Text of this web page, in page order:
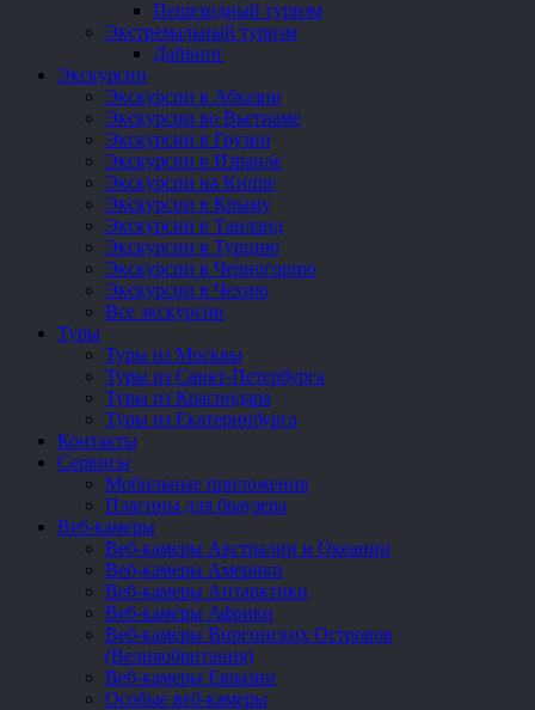
Пешеходный туризм
Экстремальный туризм
Дайвинг
Экскурсии
Экскурсии в Абхазии
Экскурсии во Вьетнаме
Экскурсии в Грузии
Экскурсии в Израиле
Экскурсии на Кипре
Экскурсии в Крыму
Экскурсии в Таиланд
Экскурсии в Турцию
Экскурсии в Черногорию
Экскурсии в Чехию
Все экскурсии
Туры
Туры из Москвы
Туры из Санкт-Петербурга
Туры из Краснодара
Туры из Екатеринбурга
Контакты
Сервисы
Мобильные приложения
Плагины для браузера
Веб-камеры
Веб-камеры Австралии и Океании
Веб-камеры Америки
Веб-камеры Антарктики
Веб-камеры Африки
Веб-камеры Виргинских Островов
(Великобритания)
Веб-камеры Евразии
Особые веб-камеры